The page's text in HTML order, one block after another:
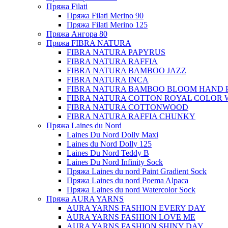
Пряжа Filati
Пряжа Filati Merino 90
Пряжа Filati Merino 125
Пряжа Ангора 80
Пряжа FIBRA NATURA
FIBRA NATURA PAPYRUS
FIBRA NATURA RAFFIA
FIBRA NATURA BAMBOO JAZZ
FIBRA NATURA INCA
FIBRA NATURA BAMBOO BLOOM HAND
FIBRA NATURA COTTON ROYAL COLOR
FIBRA NATURA COTTONWOOD
FIBRA NATURA RAFFIA CHUNKY
Пряжа Laines du Nord
Laines Du Nord Dolly Maxi
Laines du Nord Dolly 125
Laines Du Nord Teddy B
Laines Du Nord Infinity Sock
Пряжа Laines du nord Paint Gradient Sock
Пряжа Laines du nord Poema Alpaca
Пряжа Laines du nord Watercolor Sock
Пряжа AURA YARNS
AURA YARNS FASHION EVERY DAY
AURA YARNS FASHION LOVE ME
AURA YARNS FASHION SHINY DAY